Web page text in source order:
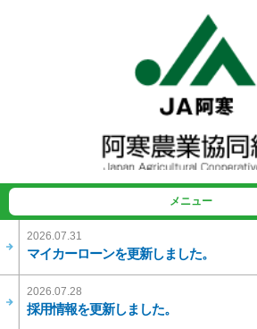
メニュー
2026.07.31
マイカーローンを更新しました。
2026.07.28
採用情報を更新しました。